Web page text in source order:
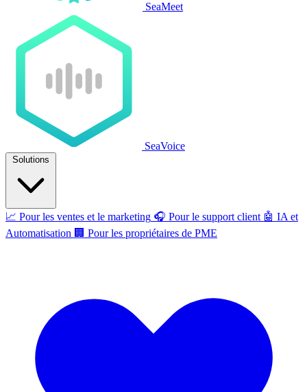
SeaMeet
SeaVoice
Solutions
📈 Pour les ventes et le marketing 🎧 Pour le support client 🤖 IA et
Automatisation 🏢 Pour les propriétaires de PME